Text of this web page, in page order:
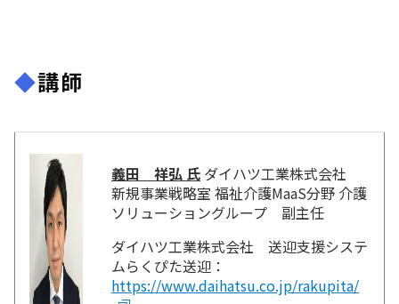
◆講師
義田 祥弘 氏 ダイハツ工業株式会社
新規事業戦略室 福祉介護MaaS分野 介護
ソリューショングループ 副主任
ダイハツ工業株式会社 送迎支援システ
ムらくぴた送迎：
https://www.daihatsu.co.jp/rakupita/